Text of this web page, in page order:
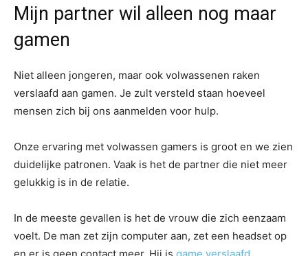
Mijn partner wil alleen nog maar
gamen
Niet alleen jongeren, maar ook volwassenen raken
verslaafd aan gamen. Je zult versteld staan hoeveel
mensen zich bij ons aanmelden voor hulp.
Onze ervaring met volwassen gamers is groot en we zien
duidelijke patronen. Vaak is het de partner die niet meer
gelukkig is in de relatie.
In de meeste gevallen is het de vrouw die zich eenzaam
voelt. De man zet zijn computer aan, zet een headset op